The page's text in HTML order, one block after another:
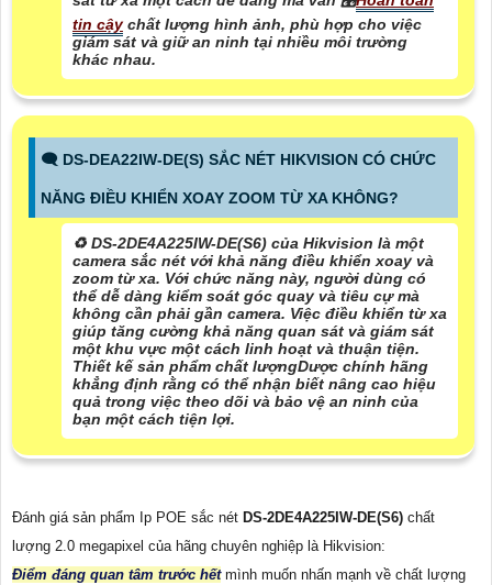
tin cậychất lượng hình ảnh, phù hợp cho việc
giám sát và giữ an ninh tại nhiều môi trường
khác nhau.
🗨️ DS-DEA22IW-DE(S) SẮC NÉT HIKVISION CÓ CHỨC
NĂNG ĐIỀU KHIỂN XOAY ZOOM TỪ XA KHÔNG?
♻️ DS-2DE4A225IW-DE(S6) của Hikvision là một
camera sắc nét với khả năng điều khiển xoay và
zoom từ xa. Với chức năng này, người dùng có
thể dễ dàng kiểm soát góc quay và tiêu cự mà
không cần phải gần camera. Việc điều khiển từ xa
giúp tăng cường khả năng quan sát và giám sát
một khu vực một cách linh hoạt và thuận tiện.
Thiết kế sản phẩm chất lượngDược chính hãng
khẳng định rằng có thể nhận biết nâng cao hiệu
quả trong việc theo dõi và bảo vệ an ninh của
bạn một cách tiện lợi.
Đánh giá sản phẩm Ip POE sắc nét DS-2DE4A225IW-DE(S6) chất
lượng 2.0 megapixel của hãng chuyên nghiệp là Hikvision:
Điểm đáng quan tâm trước hếtmình muốn nhấn mạnh về chất lượng